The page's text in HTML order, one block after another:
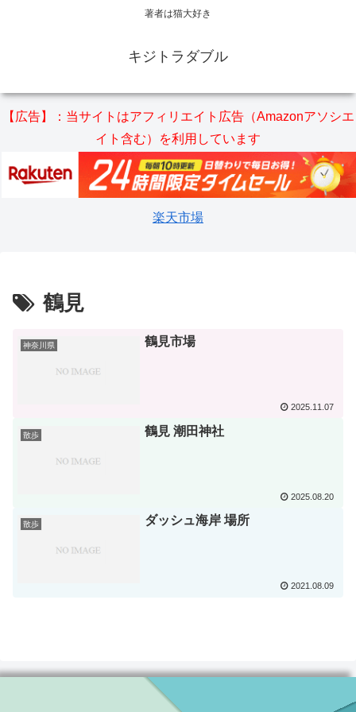
著者は猫大好き
キジトラダブル
【広告】：当サイトはアフィリエイト広告（Amazonアソシエ
イト含む）を利用しています
楽天市場
鶴見
神奈川県 鶴見市場
2025.11.07
散歩 鶴見 潮田神社
2025.08.20
散歩 ダッシュ海岸 場所
2021.08.09